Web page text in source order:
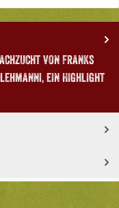
von Franks
ein Highlight